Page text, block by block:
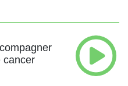
vous sur Radio
cancer